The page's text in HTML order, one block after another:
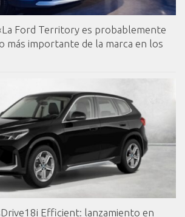
Ford Territory es probablemente
más importante de la marca en los
Efficient: lanzamiento en